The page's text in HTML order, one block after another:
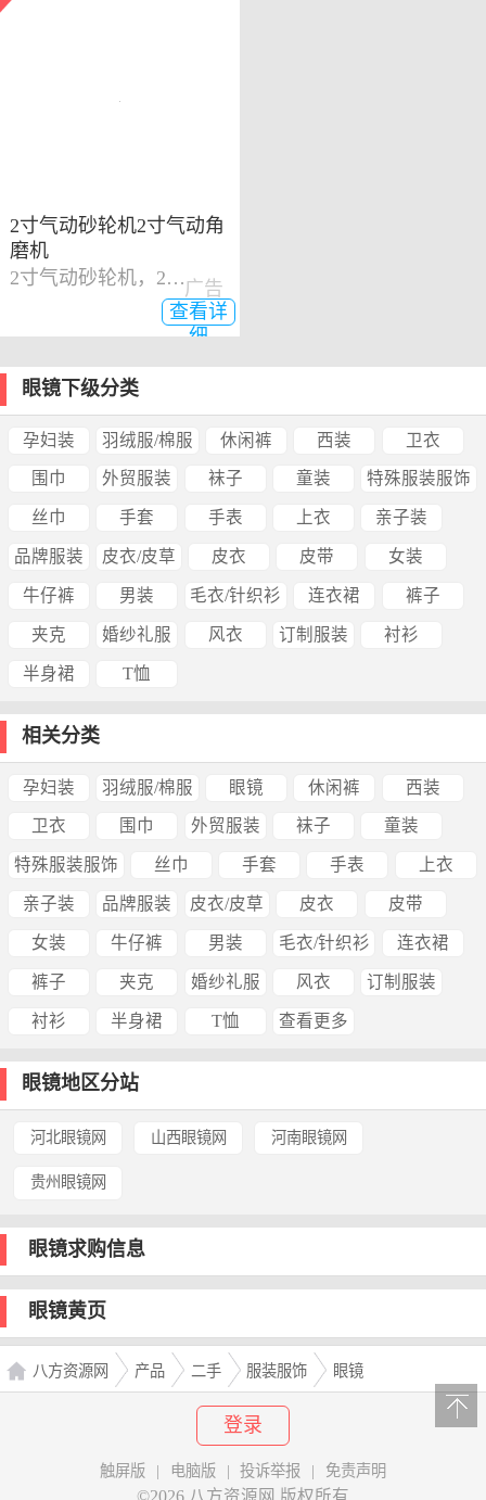
2寸气动砂轮机2寸气动角
磨机
2寸气动砂轮机，2寸气动角磨机
查看详
细
广告
眼镜下级分类
孕妇装 羽绒服/棉服 休闲裤 西装 卫衣
围巾 外贸服装 袜子 童装 特殊服装服饰
丝巾 手套 手表 上衣 亲子装
品牌服装 皮衣/皮草 皮衣 皮带 女装
牛仔裤 男装 毛衣/针织衫 连衣裙 裤子
夹克 婚纱礼服 风衣 订制服装 衬衫
半身裙 T恤
相关分类
孕妇装 羽绒服/棉服 眼镜 休闲裤 西装
卫衣 围巾 外贸服装 袜子 童装
特殊服装服饰 丝巾 手套 手表 上衣
亲子装 品牌服装 皮衣/皮草 皮衣 皮带
女装 牛仔裤 男装 毛衣/针织衫 连衣裙
裤子 夹克 婚纱礼服 风衣 订制服装
衬衫 半身裙 T恤 查看更多
眼镜地区分站
河北眼镜网 山西眼镜网 河南眼镜网
贵州眼镜网
眼镜求购信息
眼镜黄页
八方资源网 产品 二手 服装服饰 眼镜
登录
触屏版 | 电脑版 | 投诉举报 | 免责声明